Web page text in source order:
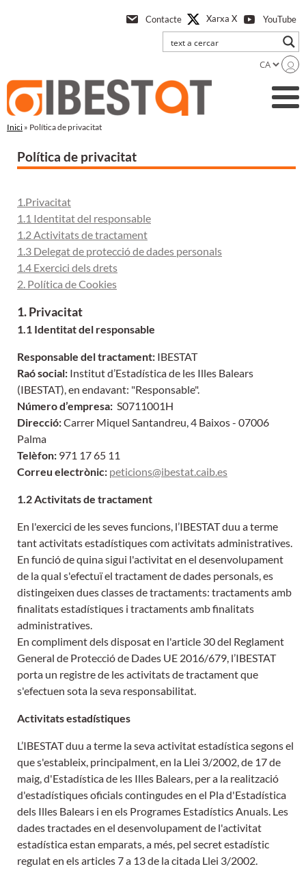
a
l'contingut
Contacte Xarxa X YouTube
Inici » Política de privacitat
Política de privacitat
1.Privacitat
1.1 Identitat del responsable
1.2 Activitats de tractament
1.3 Delegat de protecció de dades personals
1.4 Exercici dels drets
2. Política de Cookies
1. Privacitat
1.1 Identitat del responsable
Responsable del tractament: IBESTAT
Raó social: Institut d’Estadística de les Illes Balears
(IBESTAT), en endavant: "Responsable".
Número d’empresa: S0711001H
Direcció:Carrer Miquel Santandreu, 4 Baixos - 07006
Palma
Telèfon: 971 17 65 11
Correu electrònic: peticions@ibestat.caib.es
1.2 Activitats de tractament
En l'exercici de les seves funcions, l’IBESTAT duu a terme
tant activitats estadístiques com activitats administratives.
En funció de quina sigui l'activitat en el desenvolupament
de la qual s'efectuï el tractament de dades personals, es
distingeixen dues classes de tractaments: tractaments amb
finalitats estadístiques i tractaments amb finalitats
administratives.
En compliment dels disposat en l'article 30 del Reglament
General de Protecció de Dades UE 2016/679, l’IBESTAT
porta un registre de les activitats de tractament que
s'efectuen sota la seva responsabilitat.
Activitats estadístiques
L’IBESTAT duu a terme la seva activitat estadística segons el
que s'estableix, principalment, en la Llei 3/2002, de 17 de
maig, d'Estadística de les Illes Balears, per a la realització
d'estadístiques oficials contingudes en el Pla d'Estadística
dels Illes Balears i en els Programes Estadístics Anuals. Les
dades tractades en el desenvolupament de l'activitat
estadística estan emparats, a més, pel secret estadístic
regulat en els articles 7 a 13 de la citada Llei 3/2002.